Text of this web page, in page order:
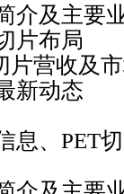
及主要
布局
收及市
动态
PET切